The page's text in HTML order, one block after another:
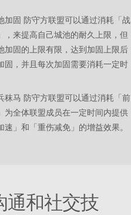
加固 防守方联盟可以通过消耗「战
，来提高自己城池的耐久上限，但
加固的上限有限，达到加固上限后
固，并且每次加固需要消耗一定时
秣马 防守方联盟可以通过消耗「前
为全体联盟成员在一定时间内提供
速」和「重伤减免」的增益效果。
通和社交技